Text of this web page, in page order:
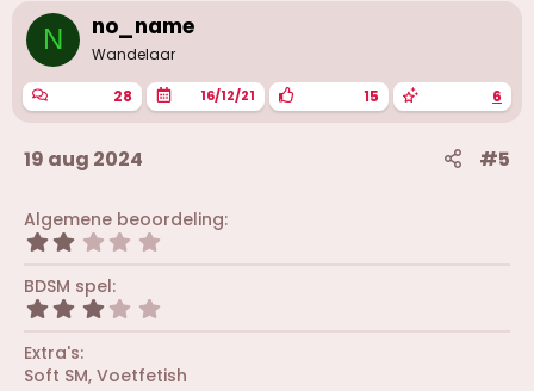
n
g
n
:
N no_name
Wandelaar
28 16/12/21 15 6
19 aug 2024 #5
Algemene beoordeling
r
BDSM spel
0
s
Extra's
Soft SM Voetfetish